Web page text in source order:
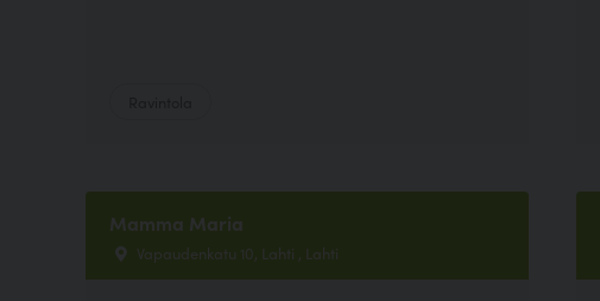
Mamma Maria
Vapaudenkatu 10, Lahti , Lahti